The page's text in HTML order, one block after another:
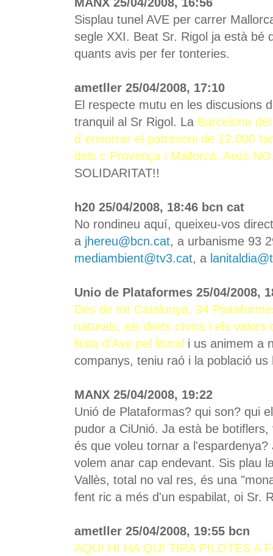
MANX 25/04/2008, 16:56
Sisplau tunel AVE per carrer
segle XXI. Beat Sr. Rigol ja està bé
quants avis per fer tonteries.
ametller 25/04/2008, 17:10
El respecte mutu en les discusions
tranquil al Sr Rigol. La Barcelona
d´ensorrar el patrimoni de 12.000
dels c Provença i Mallorca. Aixís
SOLIDARITAT!!
h20 25/04/2008, 18:46 bcn cat
No rondineu aquí, queixeu-vos
a jhereu@bcn.cat, a urbanisme 93
mediambient@tv3.cat, a
Unio de Plataformes 25/04/2008,
Des de tot Catalunya, 34
naturals, els drets cívics i els valors
lluita d'Ave pel litoral i us animem a
companys, teniu raó i la població us
MANX 25/04/2008, 19:22
Unió de Plataformas? qui son? qui
pudor a CiUnió. Ja està be
és que voleu tornar a
volem anar cap endevant. Sis plau
Vallès, total no val res, és una
fent ric a més d'un espabilat, oi Sr.
ametller 25/04/2008, 19:55 bcn
AQUI HI HA QUI TIRA PILOTES A